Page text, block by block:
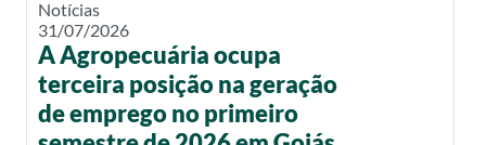
Notícias
31/07/2026
A Agropecuária ocupa
terceira posição na geração
de emprego no primeiro